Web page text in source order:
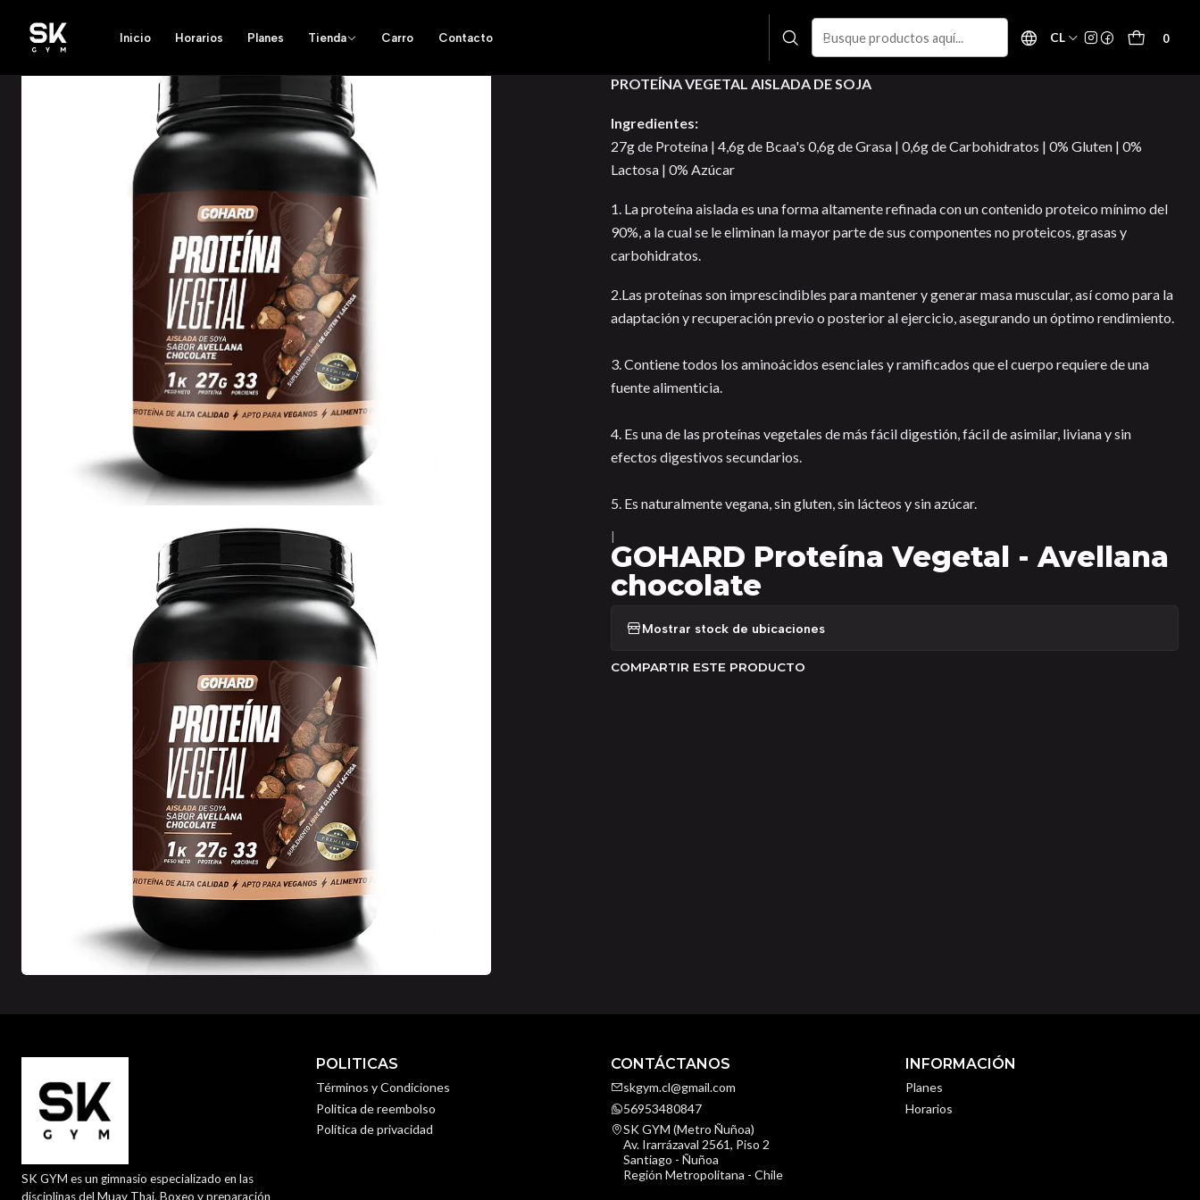
Inicio Horarios Planes Tienda Carro Contacto CL 0
PROTEÍNA VEGETAL AISLADA DE SOJA
Ingredientes:
27g de Proteína | 4,6g de Bcaa's 0,6g de Grasa | 0,6g de Carbohidratos | 0% Gluten | 0%
Lactosa | 0% Azúcar
1. La proteína aislada es una forma altamente refinada con un contenido proteico mínimo del
90%, a la cual se le eliminan la mayor parte de sus componentes no proteicos, grasas y
carbohidratos.
2.Las proteínas son imprescindibles para mantener y generar masa muscular, así como para la
adaptación y recuperación previo o posterior al ejercicio, asegurando un óptimo rendimiento.
3. Contiene todos los aminoácidos esenciales y ramificados que el cuerpo requiere de una
fuente alimenticia.
4. Es una de las proteínas vegetales de más fácil digestión, fácil de asimilar, liviana y sin
efectos digestivos secundarios.
5. Es naturalmente vegana, sin gluten, sin lácteos y sin azúcar.
GOHARD Proteína Vegetal - Avellana
chocolate
Mostrar stock de ubicaciones
COMPARTIR ESTE PRODUCTO
SK GYM es un gimnasio especializado en las
disciplinas del Muay Thai, Boxeo y preparación
POLITICAS
Términos y Condiciones
Politica de reembolso
Política de privacidad
CONTÁCTANOS
skgym.cl@gmail.com
56953480847
SK GYM (Metro Ñuñoa)
Av. Irarrázaval 2561, Piso 2
Santiago - Ñuñoa
Región Metropolitana - Chile
INFORMACIÓN
Planes
Horarios